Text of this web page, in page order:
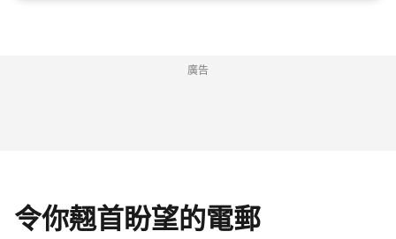
廣告
令你翹首盼望的電郵